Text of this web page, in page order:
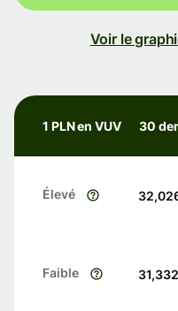
Voir le
1 PLN en VUV 30
Élevé
Faible